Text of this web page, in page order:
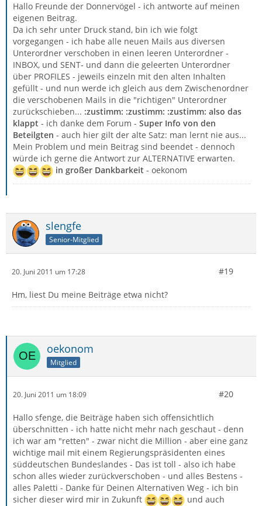
Hallo Freunde der Donnervögel - ich antworte auf meinen
eigenen Beitrag.
Da ich sehr unter Druck stand, bin ich wie folgt
vorgegangen - ich habe alle neuen Mails aus diversen
Unterordner verschoben in einen leeren Unterordner -
INBOX, und SENT- und dann die geleerten Unterordner
über PROFILES - jeweils einzeln mit den alten Inhalten
gefüllt - und nun werde ich gleich aus dem Zwischenordner
die verschobenen Mails in die "richtigen" Unterordner
zurückschieben... :zustimm: :zustimm: :zustimm: also das
klappt - ich danke dem Forum - Super Info von den
Beteilgten - auch hier gilt der alte Satz: man lernt nie aus...
Mein Problem und mein Beitrag sind beendet - dennoch
würde ich gerne die Antwort zur ALTERNATIVE erwarten.
in großer Dankbarkeit - oekonom
slengfe
Senior-Mitglied
20. Juni 2011 um 17:28 #19
Hm, liest Du meine Beiträge etwa nicht?
oekonom
Mitglied
20. Juni 2011 um 18:09 #20
Hallo sfenge, die Beiträge haben sich offensichtlich
überschnitten - ich hatte nicht mehr nach geschaut - denn
ich war am "retten" - zwar nicht die Million - aber eine ganz
wichtige mail mit einem Regierungspräsidenten eines
süddeutschen Bundeslandes - Das ist toll - also ich habe
schon alles wieder zurückverschoben - und alles Bestens -
alles Paletti - Danke für Deinen Alternativen Weg - ich bin
sicher dieser wird mir in Zukunft
und auch